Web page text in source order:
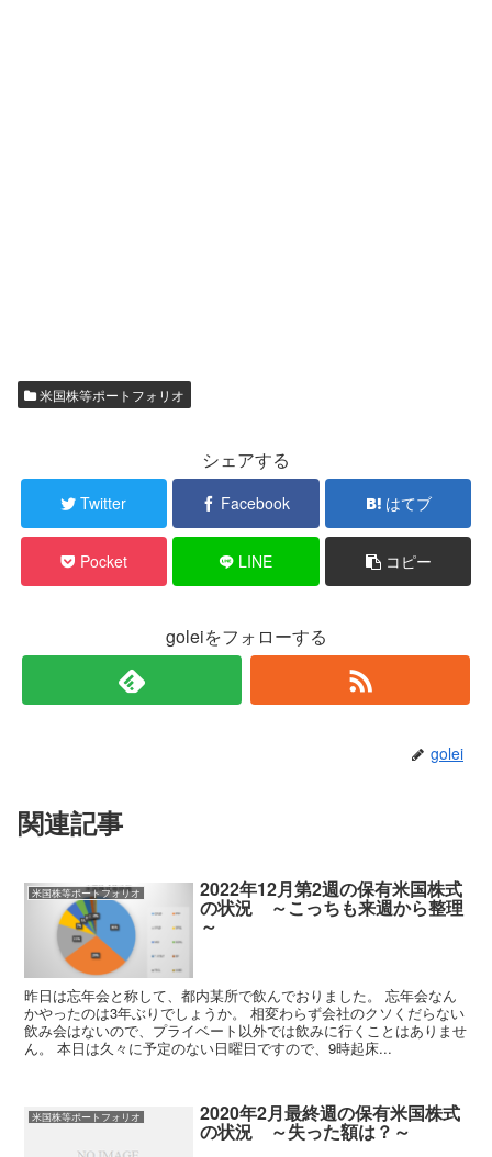
米国株等ポートフォリオ
シェアする
Twitter Facebook はてブ
Pocket LINE コピー
goleiをフォローする
golei
関連記事
米国株等ポートフォリオ 2022年12月第2週の保有米国株式
の状況 ～こっちも来週から整理
～
昨日は忘年会と称して、都内某所で飲んでおりました。 忘年会なん
かやったのは3年ぶりでしょうか。 相変わらず会社のクソくだらない
飲み会はないので、プライベート以外では飲みに行くことはありませ
ん。 本日は久々に予定のない日曜日ですので、9時起床...
米国株等ポートフォリオ 2020年2月最終週の保有米国株式
の状況 ～失った額は？～